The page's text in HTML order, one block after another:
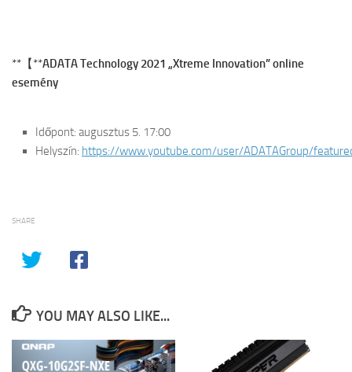
**【**ADATA Technology 2021 „Xtreme Innovation” online
esemény
Időpont: augusztus 5. 17:00
Helyszín: https://www.youtube.com/user/ADATAGroup/
SHARE
YOU MAY ALSO LIKE...